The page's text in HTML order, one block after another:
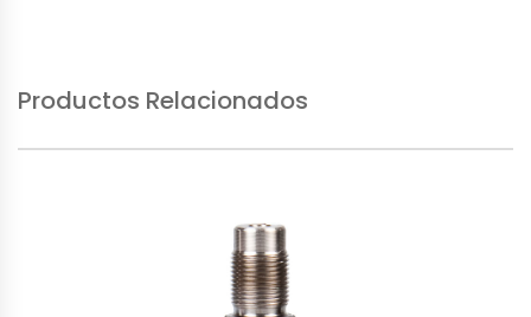
Productos Relacionados